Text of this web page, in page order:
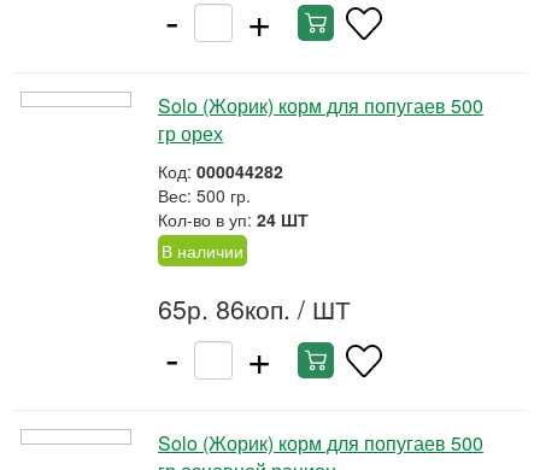
- +
Solo (Жорик) корм для попугаев 500
гр орех
Код: 000044282
Вес: 500 гр.
Кол-во в уп: 24 ШТ
В наличии
65р. 86коп. / ШТ
- +
Solo (Жорик) корм для попугаев 500